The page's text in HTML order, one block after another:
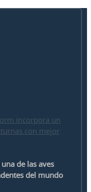
incorpora un
con mejor
de las aves
del mundo